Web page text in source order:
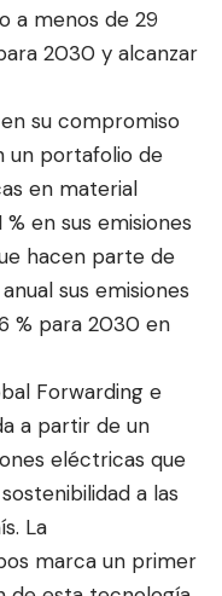
a menos de 29
2030 y alcanzar
su compromiso
un portafolio de
en material
en sus emisiones
hacen parte de
sus emisiones
% para 2030 en
Forwarding e
a partir de un
eléctricas que
a las
La
marca un primer